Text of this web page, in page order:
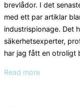
brevlådor. I det
med ett par artiklar
industrispionage. Det
säkerhetsexperter,
har jag fått en otroligt
Read more“M2M